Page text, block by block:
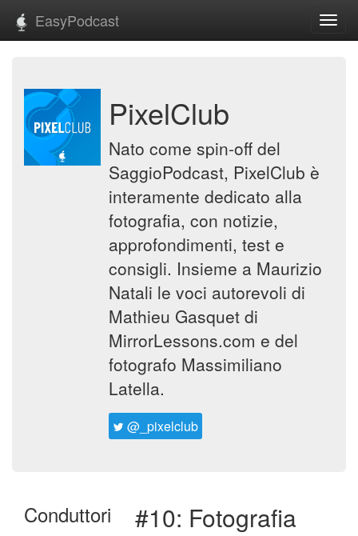
EasyPodcast
PixelClub
Nato come spin-off del
SaggioPodcast, PixelClub è
interamente dedicato alla
fotografia, con notizie,
approfondimenti, test e
consigli. Insieme a Maurizio
Natali le voci autorevoli di
Mathieu Gasquet di
MirrorLessons.com e del
fotografo Massimiliano
Latella.
@_pixelclub
Conduttori #10: Fotografia